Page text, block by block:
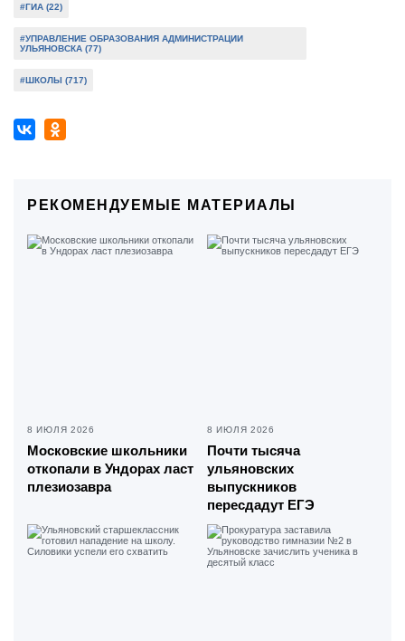
#ГИА (22)
#УПРАВЛЕНИЕ ОБРАЗОВАНИЯ АДМИНИСТРАЦИИ
УЛЬЯНОВСКА (77)
#ШКОЛЫ (717)
РЕКОМЕНДУЕМЫЕ МАТЕРИАЛЫ
8 ИЮЛЯ 2026
Московские школьники
откопали в Ундорах ласт
плезиозавра
8 ИЮЛЯ 2026
Почти тысяча
ульяновских
выпускников
пересдадут ЕГЭ